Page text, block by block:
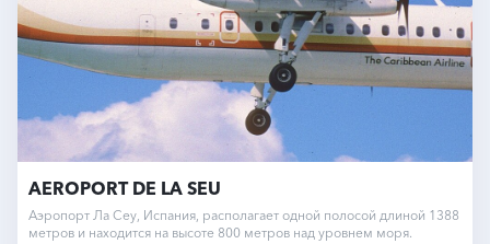
AEROPORT DE LA SEU
Аэропорт Ла Сеу, Испания, располагает одной полосой длиной 1388
метров и находится на высоте 800 метров над уровнем моря.